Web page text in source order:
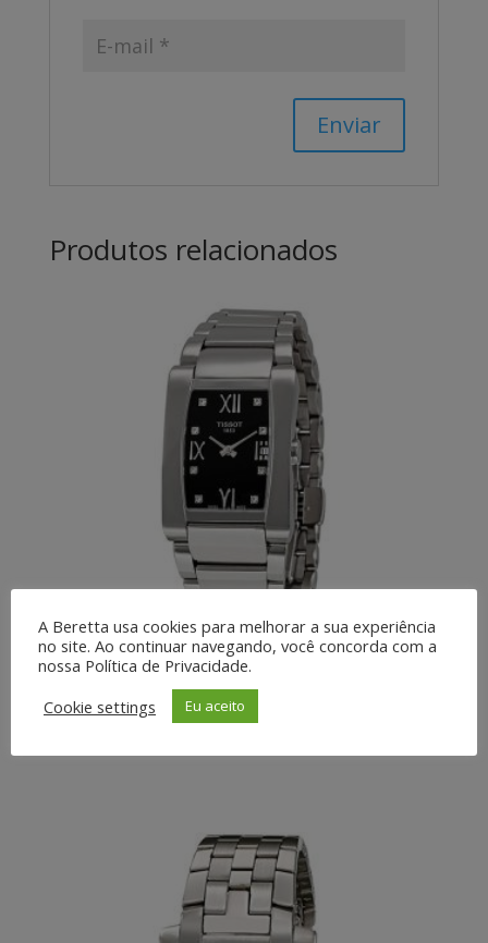
Produtos relacionados
T007.309.11.056.00 REL.
A Beretta usa cookies para melhorar a sua experiência
no site. Ao continuar navegando, você concorda com a
nossa Política de Privacidade.
Cookie settings
Eu aceito